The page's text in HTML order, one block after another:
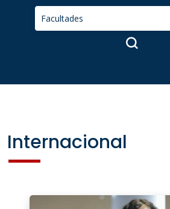
Internacional